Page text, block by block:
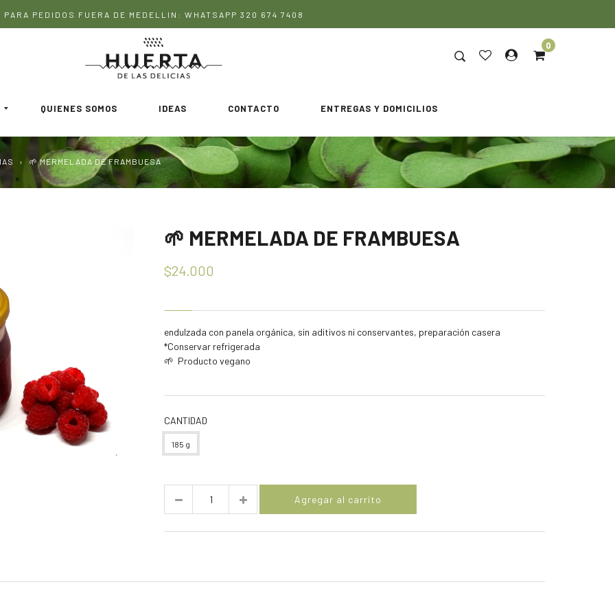
PARA PEDIDOS FUERA DE MEDELLIN: WHATSAPP 320 674 7408
0
QUIENES SOMOS IDEAS CONTACTO ENTREGAS Y DOMICILIOS
› 🌱 MERMELADA DE FRAMBUESA
🌱 MERMELADA DE FRAMBUESA
$24.000
endulzada con panela orgánica, sin aditivos ni conservantes, preparación casera
*Conservar refrigerada
🌱 Producto vegano
CANTIDAD
185 g
Agregar al carrito